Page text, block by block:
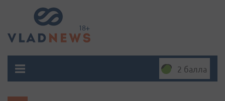
2 балла